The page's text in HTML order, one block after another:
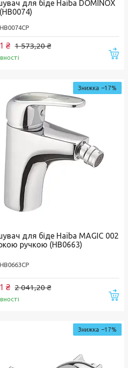
для біде Haiba DOMINOX
HB0074CP
1 573,20 ₴
₴
–17%
для біде Haiba MAGIC 002
ручкою (HB0663)
HB0663CP
2 041,20 ₴
₴
–17%